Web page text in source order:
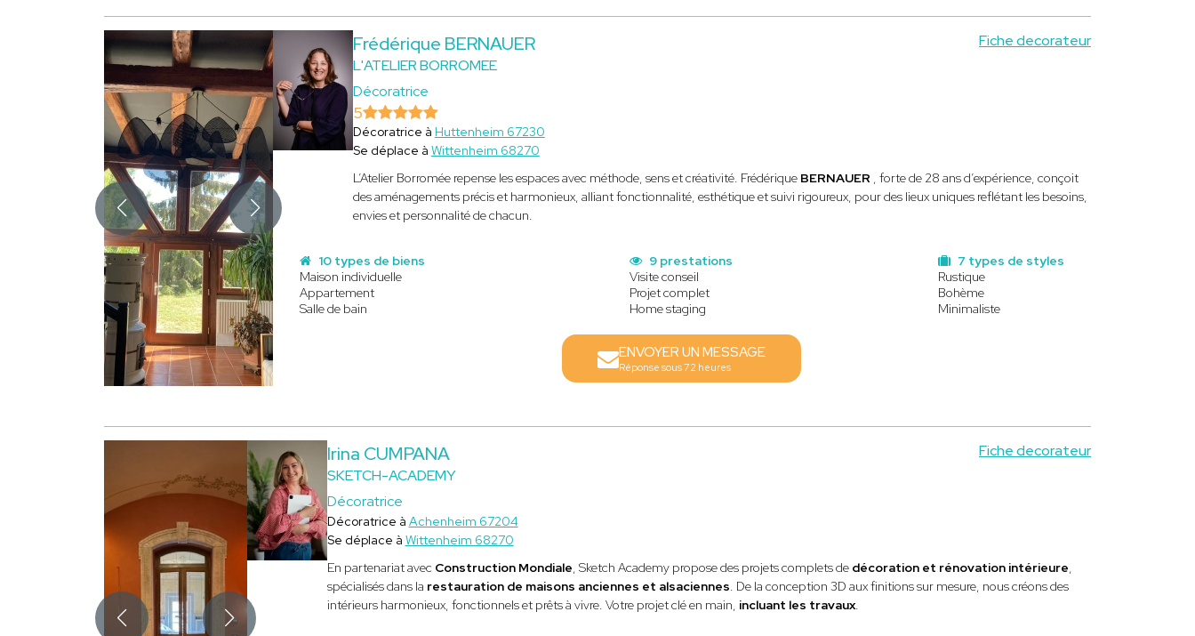
Frédérique BERNAUER
L'ATELIER BORROMEE
Décoratrice
Fiche decorateur
5
Décoratrice à Huttenheim 67230
Se déplace à Wittenheim 68270
L’Atelier Borromée repense les espaces avec méthode, sens et créativité. Frédérique BERNAUER , forte de 28 ans d’expérience, conçoit
des aménagements précis et harmonieux, alliant fonctionnalité, esthétique et suivi rigoureux, pour des lieux uniques reflétant les besoins,
envies et personnalité de chacun.
10 types de biens
Maison individuelle
Appartement
Salle de bain
7 types de styles
Rustique
Bohème
Minimaliste
9 prestations
Visite conseil
Projet complet
Home staging
ENVOYER UN MESSAGE
Réponse sous 72 heures
Irina CUMPANA
SKETCH-ACADEMY
Décoratrice
Fiche decorateur
Décoratrice à Achenheim 67204
Se déplace à Wittenheim 68270
En partenariat avec Construction Mondiale, Sketch Academy propose des projets complets de décoration et rénovation intérieure,
spécialisés dans la restauration de maisons anciennes et alsaciennes. De la conception 3D aux finitions sur mesure, nous créons des
intérieurs harmonieux, fonctionnels et prêts à vivre. Votre projet clé en main, incluant les travaux.